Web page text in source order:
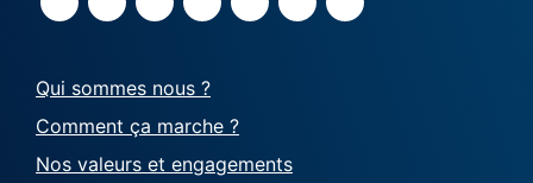
Qui sommes nous ?
Comment ça marche ?
Nos valeurs et engagements